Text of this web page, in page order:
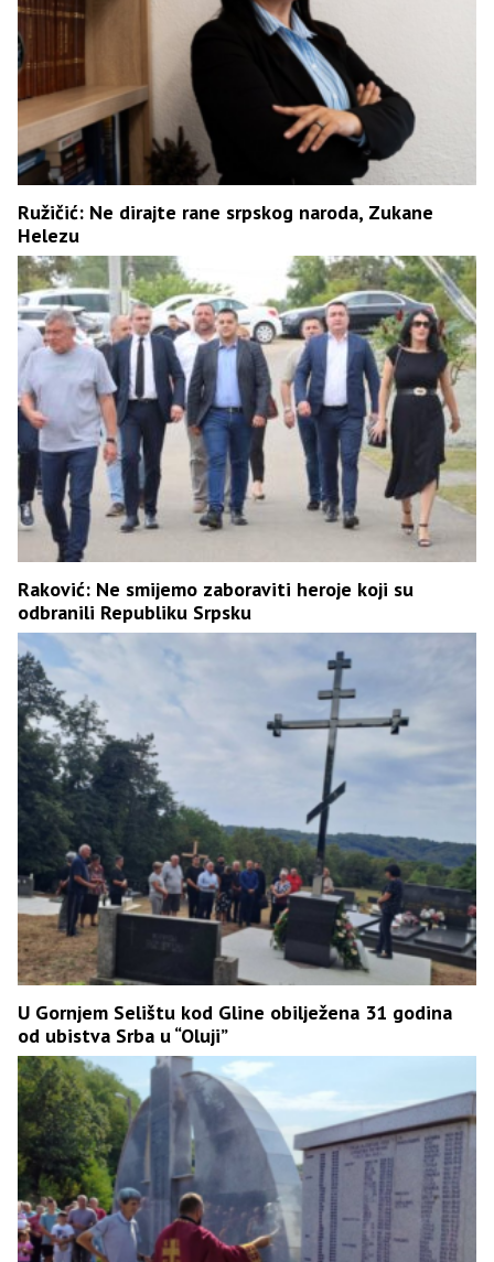
Ružičić: Ne dirajte rane srpskog naroda, Zukane
Helezu
Raković: Ne smijemo zaboraviti heroje koji su
odbranili Republiku Srpsku
U Gornjem Selištu kod Gline obilježena 31 godina
od ubistva Srba u “Oluji”